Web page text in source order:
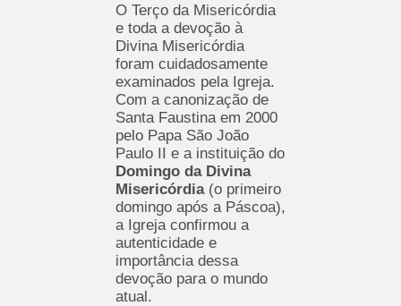
O Terço da Misericórdia
e toda a devoção à
Divina Misericórdia
foram cuidadosamente
examinados pela Igreja.
Com a canonização de
Santa Faustina em 2000
pelo Papa São João
Paulo II e a instituição do
Domingo da Divina
Misericórdia(o primeiro
domingo após a Páscoa),
a Igreja confirmou a
autenticidade e
importância dessa
devoção para o mundo
atual.